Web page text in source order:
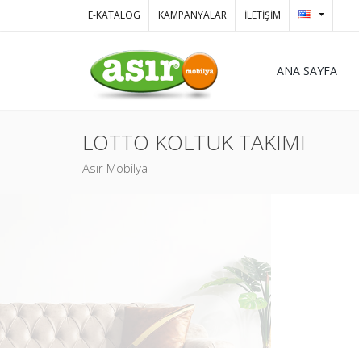
E-KATALOG KAMPANYALAR İLETİŞİM
ANA SAYFA
LOTTO KOLTUK TAKIMI
Asır Mobilya